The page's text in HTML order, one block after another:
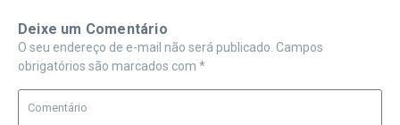
Deixe um Comentário
O seu endereço de e-mail não será publicado. Campos
obrigatórios são marcados com *